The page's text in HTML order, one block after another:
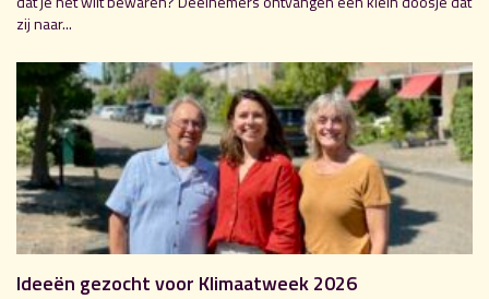
zij naar...
Ideeën gezocht voor Klimaatweek 2026